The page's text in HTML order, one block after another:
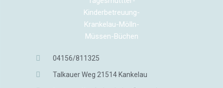
04156/811325
Talkauer Weg 21514 Kankelau